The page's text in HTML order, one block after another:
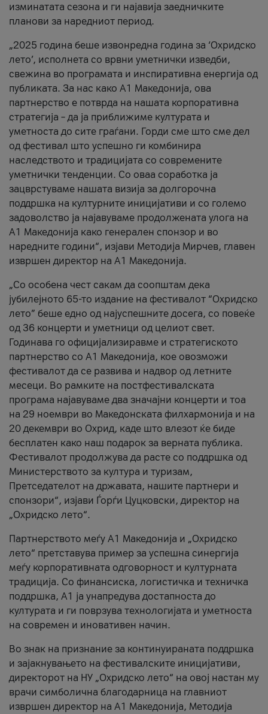
изминатата сезона и ги најавија заедничките
планови за наредниот период.
„2025 година беше извонредна година за ‘Охридско
лето’, исполнета со врвни уметнички изведби,
свежина во програмата и инспиративна енергија од
публиката. За нас како A1 Македонија, ова
партнерство е потврда на нашата корпоративна
стратегија – да ја приближиме културата и
уметноста до сите граѓани. Горди сме што сме дел
од фестивал што успешно ги комбинира
наследството и традицијата со современите
уметнички тенденции. Со оваа соработка ја
зацврстуваме нашата визија за долгорочна
поддршка на културните иницијативи и со големо
задоволство ја најавуваме продолжената улога на
A1 Македонија како генерален спонзор и во
наредните години“, изјави Методија Мирчев, главен
извршен директор на A1 Македонија.
„Со особена чест сакам да соопштам дека
јубилејното 65-то издание на фестивалот “Охридско
лето” беше едно од најуспешните досега, со повеќе
од 36 концерти и уметници од целиот свет.
Годинава го официјализиравме и стратегиското
партнерство со А1 Македонија, кое овозможи
фестивалот да се развива и надвор од летните
месеци. Во рамките на постфестивалската
програма најавуваме два значајни концерти и тоа
на 29 ноември во Македонската филхармонија и на
20 декември во Охрид, каде што влезот ќе биде
бесплатен како наш подарок за верната публика.
Фестивалот продолжува да расте со поддршка од
Министерството за култура и туризам,
Претседателот на државата, нашите партнери и
спонзори“, изјави Ѓорѓи Цуцковски, директор на
„Охридско лето“.
Партнерството меѓу A1 Македонија и „Охридско
лето“ претставува пример за успешна синергија
меѓу корпоративната одговорност и културната
традиција. Со финансиска, логистичка и техничка
поддршка, A1 ја унапредува достапноста до
културата и ги поврзува технологијата и уметноста
на современ и иновативен начин.
Во знак на признание за континуираната поддршка
и зајакнувањето на фестивалските иницијативи,
директорот на НУ „Охридско лето“ на овој настан му
врачи симболична благодарница на главниот
извршен директор на A1 Македонија, Методија